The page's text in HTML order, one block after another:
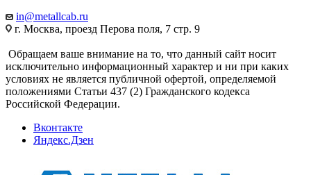
in@metallcab.ru
г. Москва, проезд Перова поля, 7 стр. 9
Обращаем ваше внимание на то, что данный сайт носит
исключительно информационный характер и ни при каких
условиях не является публичной офертой, определяемой
положениями Статьи 437 (2) Гражданского кодекса
Российской Федерации.
Вконтакте
Яндекс.Дзен